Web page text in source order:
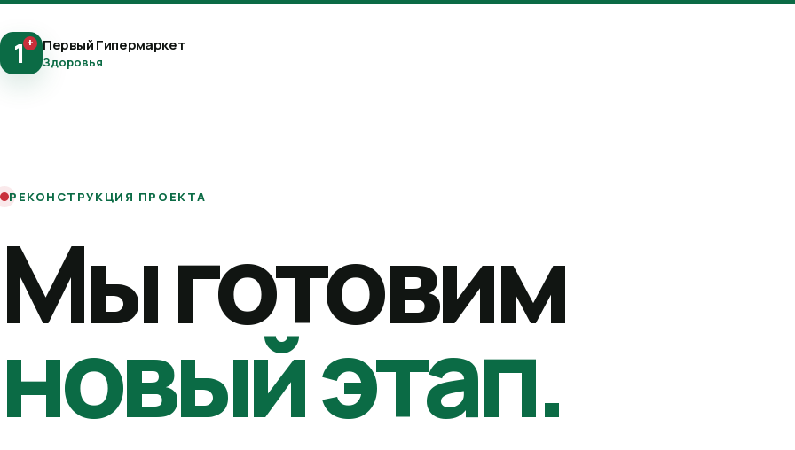
1+ Первый Гипермаркет
Здоровья
РЕКОНСТРУКЦИЯ ПРОЕКТА
Мы готовим
новый этап.